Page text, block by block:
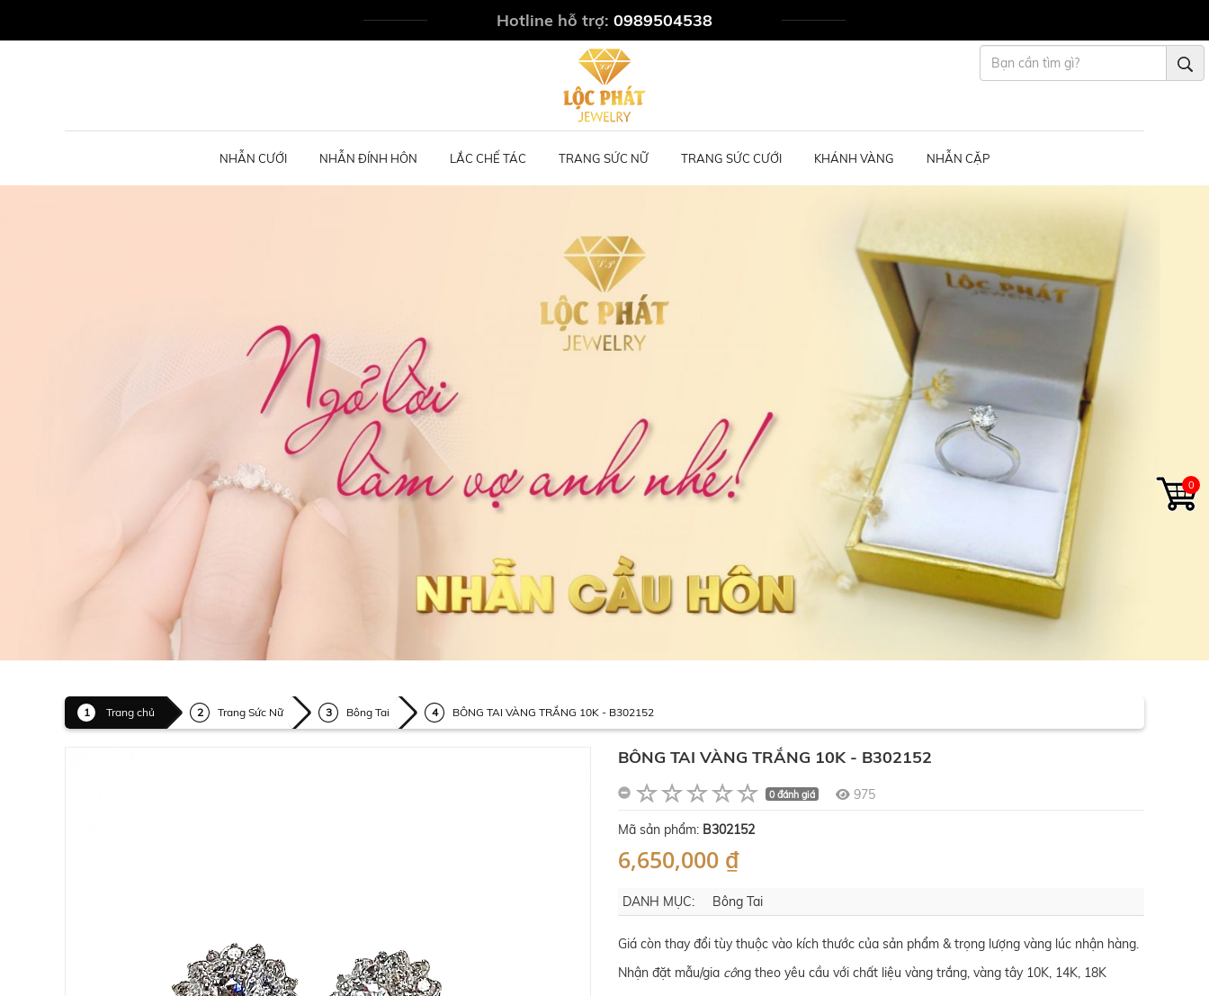
Hotline hỗ trợ: 0989504538
NHẪN CƯỚI NHẪN ĐÍNH HÔN LẮC CHẾ TÁC TRANG SỨC NỮ TRANG SỨC CƯỚI KHÁNH VÀNG NHẪN CẶP
Trang chủ Trang Sức Nữ Bông Tai BÔNG TAI VÀNG TRẮNG 10K - B302152
BÔNG TAI VÀNG TRẮNG 10K - B302152
0 đánh giá 975
Mã sản phẩm: B302152
6,650,000 ₫
DANH MỤC: Bông Tai
Giá còn thay đổi tùy thuộc vào kích thước của sản phẩm & trọng lượng vàng lúc nhận hàng.
Nhận đặt mẫu/gia công theo yêu cầu với chất liệu vàng trắng, vàng tây 10K, 14K, 18K
0